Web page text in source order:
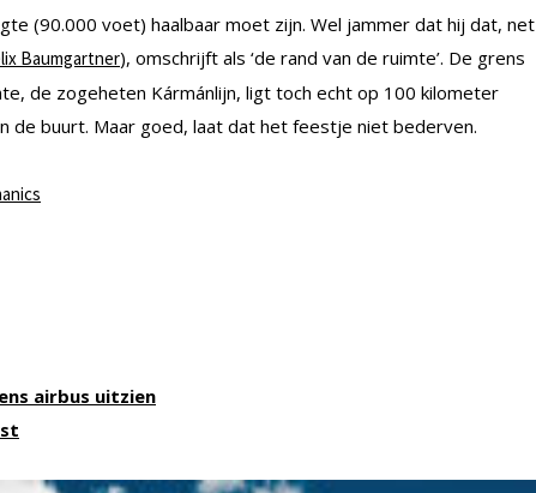
(90.000 voet) haalbaar moet zijn. Wel jammer dat hij dat, net
Baumgartner), omschrijft als ‘de rand van de ruimte’. De grens
de zogeheten Kármánlijn, ligt toch echt op 100 kilometer
de buurt. Maar goed, laat dat het feestje niet bederven.
airbus uitzien